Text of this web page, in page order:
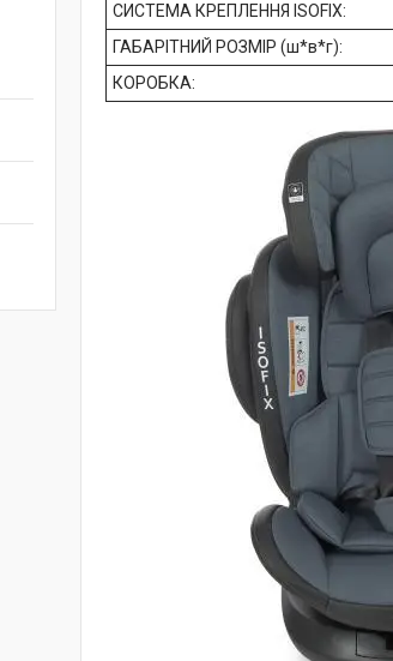
СИСТЕМА КРЕПЛЕННЯ ISOFIX:
ГАБАРІТНИЙ РОЗМІР (ш*в*г):
КОРОБКА: